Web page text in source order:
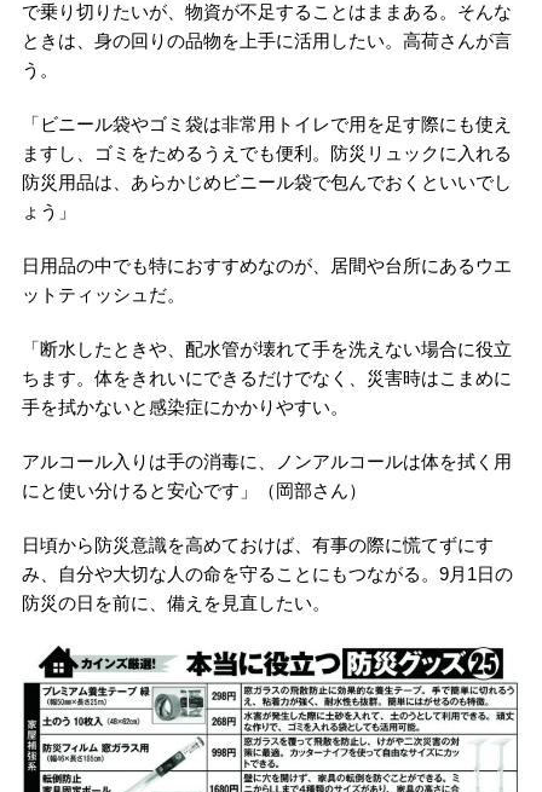
で乗り切りたいが、物資が不足することはままある。そんな
ときは、身の回りの品物を上手に活用したい。高荷さんが言
う。
「ビニール袋やゴミ袋は非常用トイレで用を足す際にも使え
ますし、ゴミをためるうえでも便利。防災リュックに入れる
防災用品は、あらかじめビニール袋で包んでおくといいでし
ょう」
日用品の中でも特におすすめなのが、居間や台所にあるウエ
ットティッシュだ。
「断水したときや、配水管が壊れて手を洗えない場合に役立
ちます。体をきれいにできるだけでなく、災害時はこまめに
手を拭かないと感染症にかかりやすい。
アルコール入りは手の消毒に、ノンアルコールは体を拭く用
にと使い分けると安心です」（岡部さん）
日頃から防災意識を高めておけば、有事の際に慌てずにす
み、自分や大切な人の命を守ることにもつながる。9月1日の
防災の日を前に、備えを見直したい。